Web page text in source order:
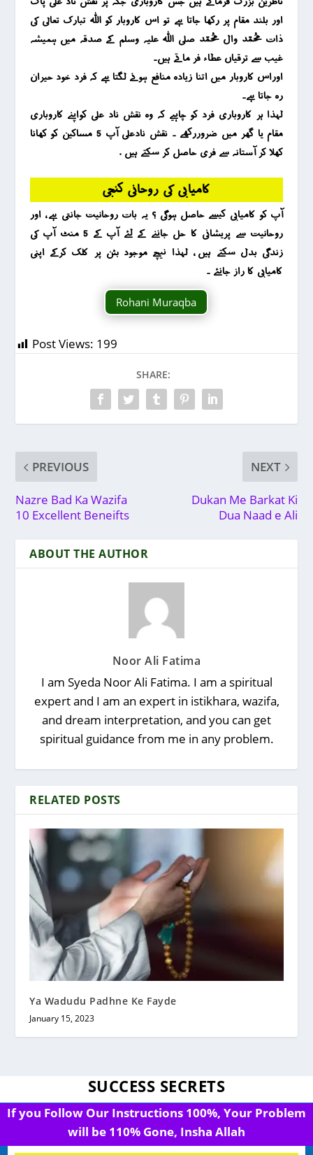
اور بلند مقام پر رکھا جاتا ہے تو اس کاروبار کو اللہ تبارک تعالی کی
ذات محمد وال محمد صلی اللہ علیہ وسلم کے صدقہ میں ہمیشہ
غیب سے ترقیاں عطاء فر ماتے ہیں۔
اوراس کاروبار میں اتنا زیادہ منافع ہونے لگتا ہے کہ فرد خود حیران
رہ جاتا ہے۔
لہذا ہر کاروباری فرد کو چاہیے کہ وہ نقش ناد علی کواپنے کاروباری
مقام یا گھر میں ضروررکھے ۔ نقش نادعلی آپ 5 مساکین کو کھانا
کھلا کر آستانہ سے فری حاصل کر سکتے ہیں .
کامیابی کی روحانی کنجی
آپ کو کامیابی کیسے حاصل ہوگی ؟ یہ بات روحانیت جانتی ہے ، اور
روحانیت سے پریشانی کا حل جاننے کے لئے آپ کے 5 منٹ آپ کی
زندگی بدل سکتے ہیں ، لہذا نیچے موجود بٹن پر کلک کرکے اپنی
کامیابی کا راز جانئے ۔
Rohani Muraqba
Post Views: 199
SHARE:
PREVIOUS
Nazre Bad Ka Wazifa
10 Excellent Beneifts
NEXT
Dukan Me Barkat Ki
Dua Naad e Ali
ABOUT THE AUTHOR
Noor Ali Fatima
I am Syeda Noor Ali Fatima. I am a spiritual
expert and I am an expert in istikhara, wazifa,
and dream interpretation, and you can get
spiritual guidance from me in any problem.
RELATED POSTS
Ya Wadudu Padhne Ke Fayde
January 15, 2023
SUCCESS SECRETS
If you Follow Our Instructions 100%, Your Problem
will be 110% Gone, Insha Allah